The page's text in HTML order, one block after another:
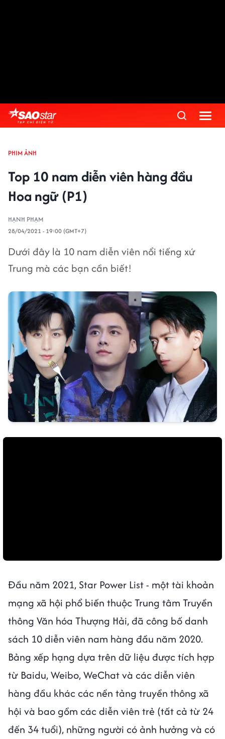
PHIM ẢNH
Top 10 nam diễn viên hàng đầu
Hoa ngữ (P1)
HẠNH PHẠM
28/04/2021 - 19:00 (GMT+7)
Dưới đây là 10 nam diễn viên nổi tiếng xứ
Trung mà các bạn cần biết!
Đầu năm 2021, Star Power List - một tài khoản
mạng xã hội phổ biến thuộc Trung tâm Truyền
thông Văn hóa Thượng Hải, đã công bố danh
sách 10 diễn viên nam hàng đầu năm 2020.
Bảng xếp hạng dựa trên dữ liệu được tích hợp
từ Baidu, Weibo, WeChat và các diễn viên
hàng đầu khác các nền tảng truyền thông xã
hội và bao gồm các diễn viên trẻ (tất cả từ 24
đến 34 tuổi), những người có ảnh hưởng và có